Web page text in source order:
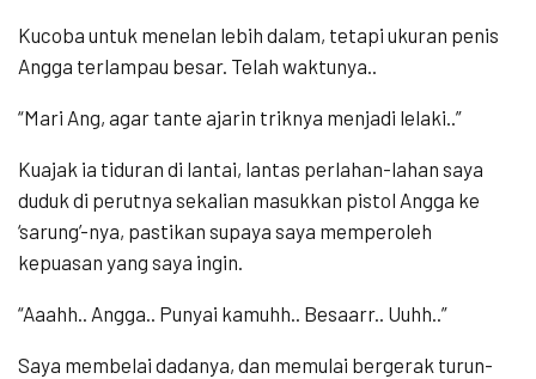
Kucoba untuk menelan lebih dalam, tetapi ukuran penis
Angga terlampau besar. Telah waktunya..
“Mari Ang, agar tante ajarin triknya menjadi lelaki..”
Kuajak ia tiduran di lantai, lantas perlahan-lahan saya
duduk di perutnya sekalian masukkan pistol Angga ke
‘sarung’-nya, pastikan supaya saya memperoleh
kepuasan yang saya ingin.
“Aaahh.. Angga.. Punyai kamuhh.. Besaarr.. Uuhh..”
Saya membelai dadanya, dan memulai bergerak turun-